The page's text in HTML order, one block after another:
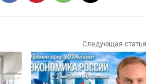
Следующая статья